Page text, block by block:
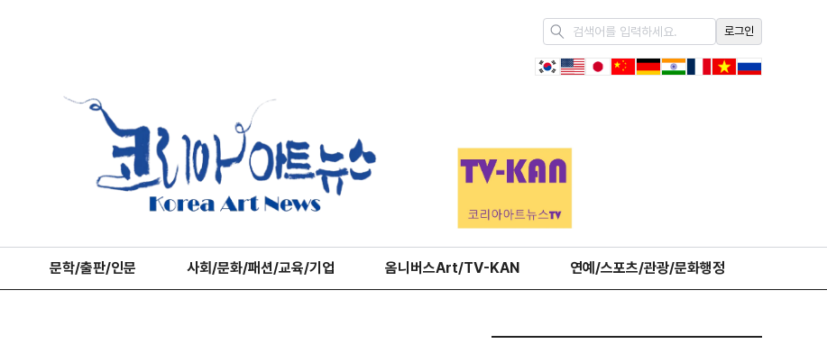
로그인
문학/출판/인문 사회/문화/패션/교육/기업 옴니버스Art/TV-KAN 연예/스포츠/관광/문화행정